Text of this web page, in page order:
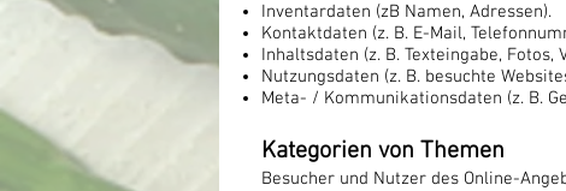
Inventardaten (zB Namen, Adressen).
Kontaktdaten (z. B. E-Mail,
Inhaltsdaten (z. B. Texteingabe, Fotos,
Nutzungsdaten (z. B. besuchte
Meta- / Kommunikationsdaten (z. B.
Kategorien von Themen
Besucher und Nutzer des Online-